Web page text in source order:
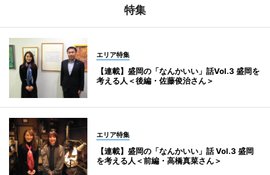
特集
エリア特集
【連載】盛岡の「なんかいい」話Vol.3 盛岡を
考える人＜後編・佐藤俊治さん＞
エリア特集
【連載】盛岡の「なんかいい」話 Vol.3 盛岡
を考える人＜前編・高橋真菜さん＞